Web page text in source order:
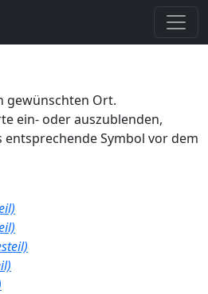
gewünschten Ort.
ein- oder auszublenden,
entsprechende Symbol vor dem